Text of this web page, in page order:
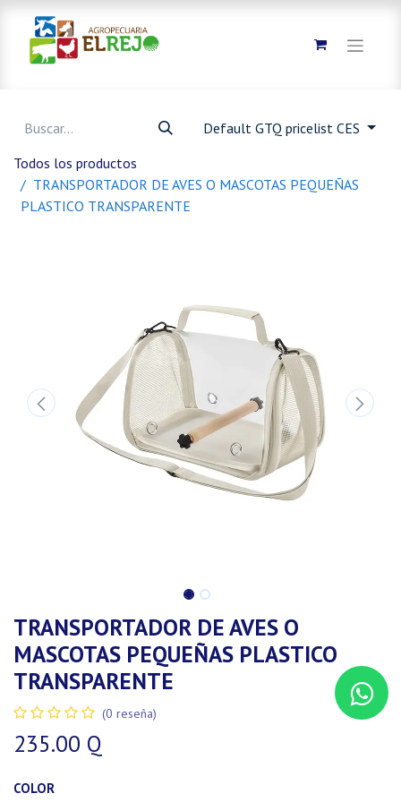
Default GTQ pricelist CES
Todos los productos
TRANSPORTADOR DE AVES O MASCOTAS PEQUEÑAS
PLASTICO TRANSPARENTE
TRANSPORTADOR DE AVES O
MASCOTAS PEQUEÑAS PLASTICO
TRANSPARENTE
(0 reseña)
235.00 Q
COLOR